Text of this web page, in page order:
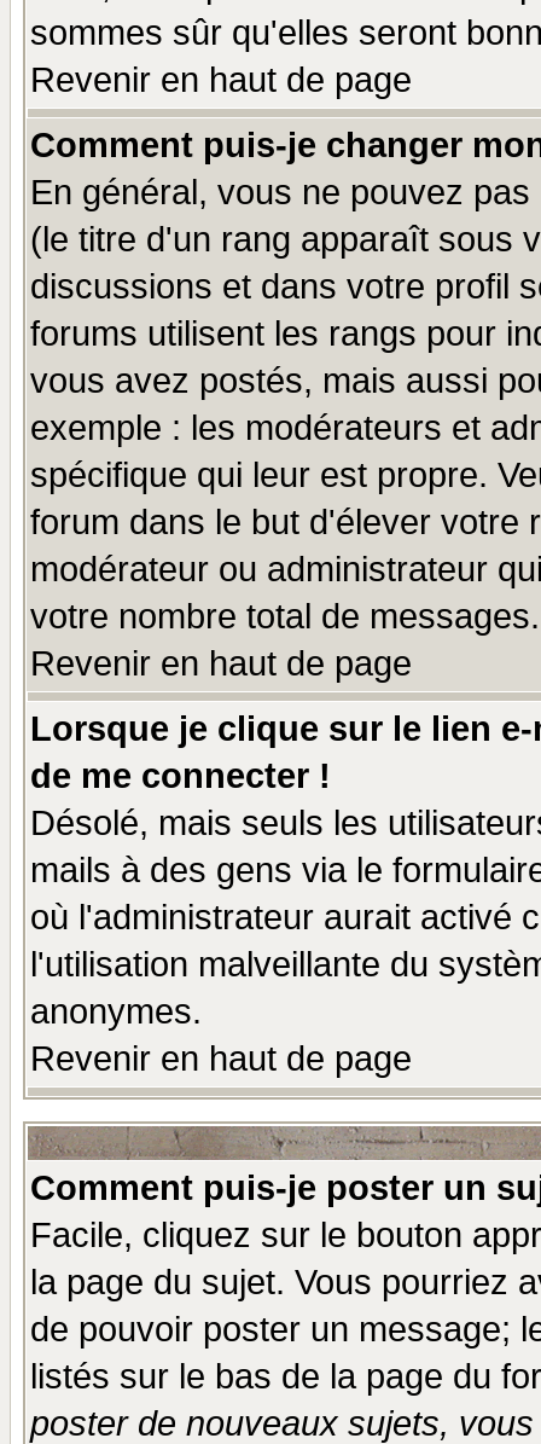
sommes sûr qu'elles seront
Revenir en haut de page
Comment puis-je changer
En général, vous ne pouvez
(le titre d'un rang apparaît sous
discussions et dans votre profil
forums utilisent les rangs pour
vous avez postés, mais aussi
exemple : les modérateurs et
spécifique qui leur est propre.
forum dans le but d'élever votre
modérateur ou administrateur
votre nombre total de messages.
Revenir en haut de page
Lorsque je clique sur le lien
de me connecter !
Désolé, mais seuls les
mails à des gens via le
où l'administrateur aurait activé
l'utilisation malveillante du
anonymes.
Revenir en haut de page
Comment puis-je poster un
Facile, cliquez sur le bouton
la page du sujet. Vous pourriez
de pouvoir poster un message;
listés sur le bas de la page du
poster de nouveaux sujets,